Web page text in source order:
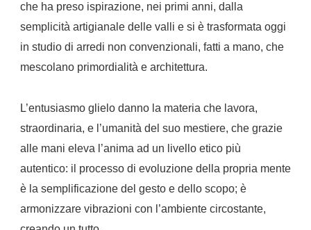
che ha preso ispirazione, nei primi anni, dalla
semplicità artigianale delle valli e si è trasformata oggi
in studio di arredi non convenzionali, fatti a mano, che
mescolano primordialità e architettura.
L’entusiasmo glielo danno la materia che lavora,
straordinaria, e l’umanità del suo mestiere, che grazie
alle mani eleva l’anima ad un livello etico più
autentico: il processo di evoluzione della propria mente
è la semplificazione del gesto e dello scopo; è
armonizzare vibrazioni con l’ambiente circostante,